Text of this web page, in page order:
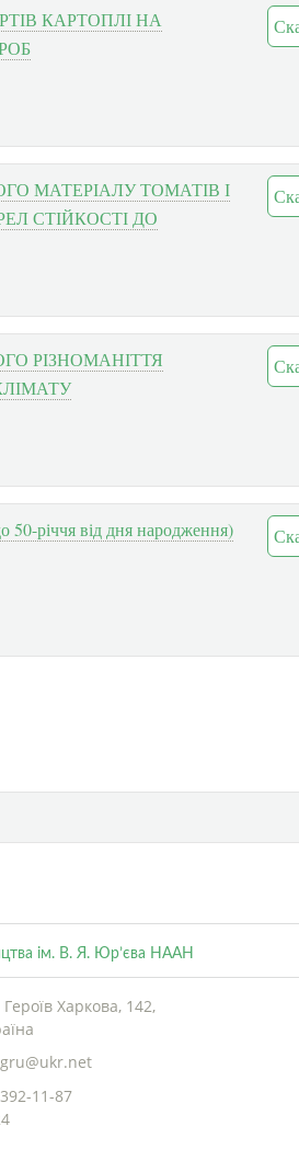
КАРТОПЛІ НА
МАТЕРІАЛУ ТОМАТІВ І
СТІЙКОСТІ ДО
РІЗНОМАНІТТЯ
від дня народження)
ім. В. Я. Юр’єва НААН
Харкова, 142,
11-87